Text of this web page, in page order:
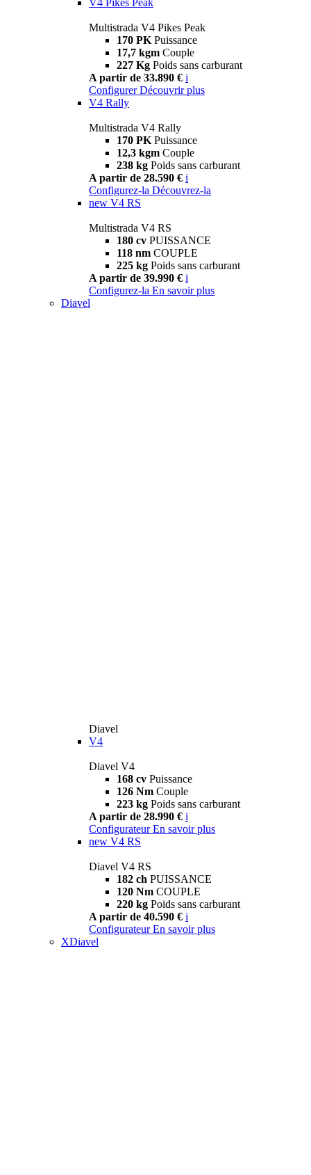
Multistrada V4 Pikes Peak
170 PK Puissance
17,7 kgm Couple
227 Kg Poids sans carburant
A partir de 33.890 € i
Configurer Découvrir plus
V4 Rally
Multistrada V4 Rally
170 PK Puissance
12,3 kgm Couple
238 kg Poids sans carburant
A partir de 28.590 € i
Configurez-la Découvrez-la
new V4 RS
Multistrada V4 RS
180 cv PUISSANCE
118 nm COUPLE
225 kg Poids sans carburant
A partir de 39.990 € i
Configurez-la En savoir plus
Diavel
Diavel
V4
Diavel V4
168 cv Puissance
126 Nm Couple
223 kg Poids sans carburant
A partir de 28.990 € i
Configurateur En savoir plus
new V4 RS
Diavel V4 RS
182 ch PUISSANCE
120 Nm COUPLE
220 kg Poids sans carburant
A partir de 40.590 € i
Configurateur En savoir plus
XDiavel